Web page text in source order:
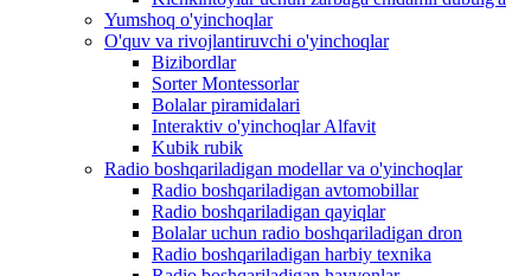
Yumshoq o'yinchoqlar
O'quv va rivojlantiruvchi o'yinchoqlar
Bizibordlar
Sorter Montessorlar
Bolalar piramidalari
Interaktiv o'yinchoqlar Alfavit
Kubik rubik
Radio boshqariladigan modellar va o'yinchoqlar
Radio boshqariladigan avtomobillar
Radio boshqariladigan qayiqlar
Bolalar uchun radio boshqariladigan dron
Radio boshqariladigan harbiy texnika